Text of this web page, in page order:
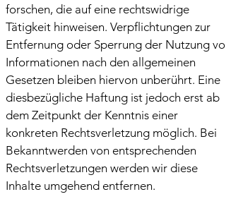
forschen, die auf eine rechtswidrige
Tätigkeit hinweisen. Verpflichtungen zur
Entfernung oder Sperrung der Nutzung von
Informationen nach den allgemeinen
Gesetzen bleiben hiervon unberührt. Eine
diesbezügliche Haftung ist jedoch erst ab
dem Zeitpunkt der Kenntnis einer
konkreten Rechtsverletzung möglich. Bei
Bekanntwerden von entsprechenden
Rechtsverletzungen werden wir diese
Inhalte umgehend entfernen.